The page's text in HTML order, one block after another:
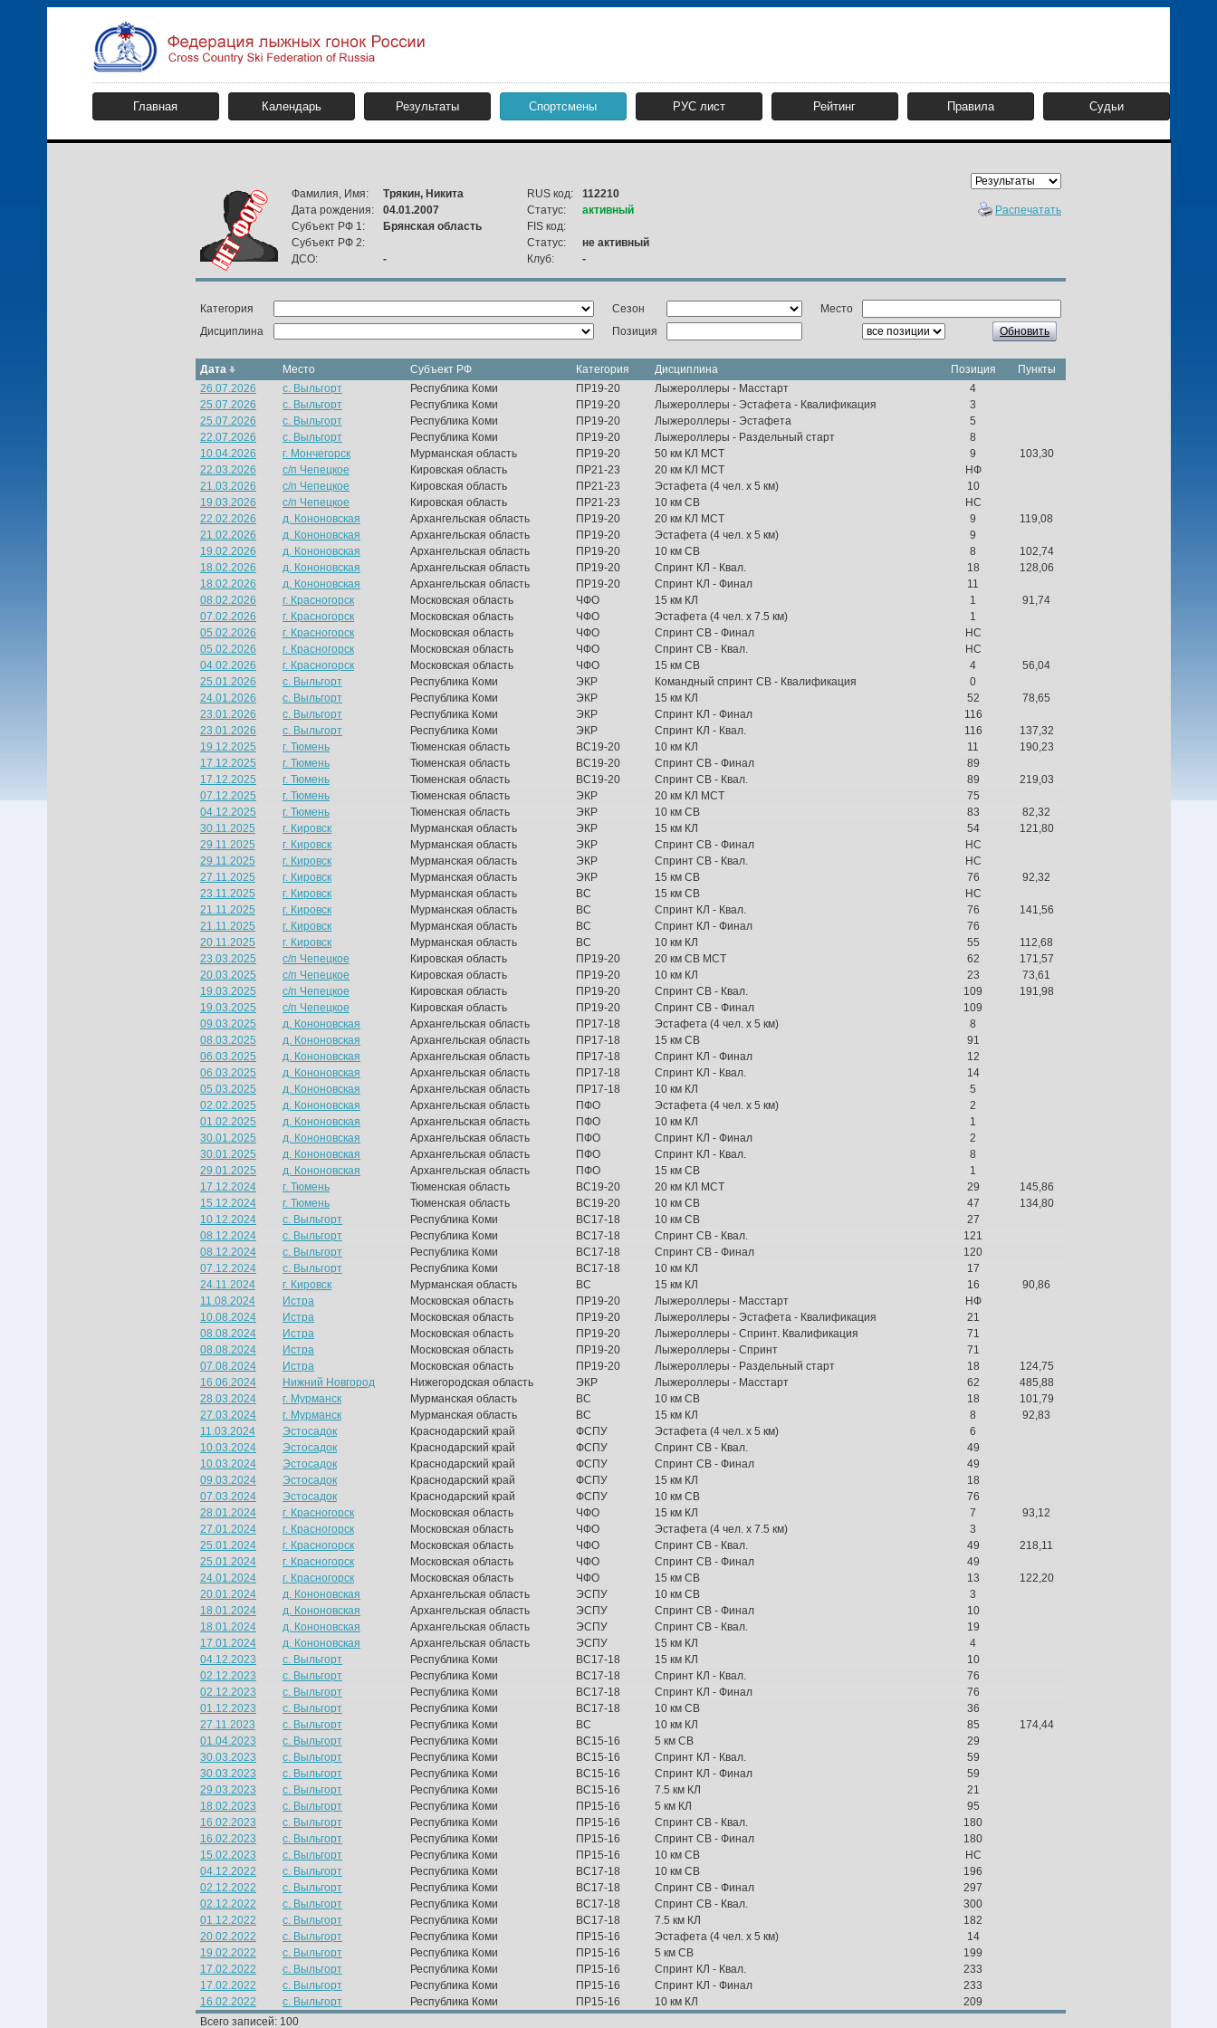
Главная Календарь Результаты Спортсмены РУС лист Рейтинг Правила Судьи
Фамилия, Имя: Трякин, Никита RUS код:
112210
Дата рождения:
04.01.2007 Статус:
активный
Субъект РФ 1:
Брянская область
FIS код:
Субъект РФ 2:
Статус:
не активный
ДСО:
- Клуб: -
Распечатать
Категория Сезон
Место
Дисциплина
Позиция Обновить
Дата Место Субъект РФ Категория Дисциплина Позиция
Пункты
26.07.2026
с. Выльгорт Республика Коми ПР19-20 Лыжероллеры - Масстарт
4
25.07.2026
с. Выльгорт Республика Коми ПР19-20 Лыжероллеры - Эстафета - Квалификация
3
25.07.2026
с. Выльгорт Республика Коми ПР19-20 Лыжероллеры - Эстафета
5
22.07.2026
с. Выльгорт Республика Коми ПР19-20 Лыжероллеры - Раздельный старт
8
10.04.2026
г. Мончегорск Мурманская область ПР19-20 50 км КЛ МСТ 9
103,30
22.03.2026
с/п Чепецкое Кировская область ПР21-23 20 км КЛ МСТ
НФ
21.03.2026
с/п Чепецкое Кировская область ПР21-23 Эстафета (4 чел. х 5 км)
10
19.03.2026
с/п Чепецкое Кировская область ПР21-23 10 км СВ
НС
22.02.2026
д. Кононовская Архангельская область ПР19-20 20 км КЛ МСТ 9
119,08
21.02.2026
д. Кононовская Архангельская область ПР19-20 Эстафета (4 чел. х 5 км)
9
19.02.2026
д. Кононовская Архангельская область ПР19-20 10 км СВ 8
102,74
18.02.2026
д. Кононовская Архангельская область ПР19-20 Спринт КЛ - Квал. 18
128,06
18.02.2026
д. Кононовская Архангельская область ПР19-20 Спринт КЛ - Финал
11
08.02.2026
г. Красногорск Московская область ЧФО 15 км КЛ 1
91,74
07.02.2026
г. Красногорск Московская область ЧФО Эстафета (4 чел. х 7.5 км)
1
05.02.2026
г. Красногорск Московская область ЧФО Спринт СВ - Финал
НС
05.02.2026
г. Красногорск Московская область ЧФО Спринт СВ - Квал.
НС
04.02.2026
г. Красногорск Московская область ЧФО 15 км СВ 4
56,04
25.01.2026
с. Выльгорт Республика Коми ЭКР Командный спринт СВ - Квалификация
0
24.01.2026
с. Выльгорт Республика Коми ЭКР 15 км КЛ 52
78,65
23.01.2026
с. Выльгорт Республика Коми ЭКР Спринт КЛ - Финал
116
23.01.2026
с. Выльгорт Республика Коми ЭКР Спринт КЛ - Квал. 116
137,32
19.12.2025
г. Тюмень Тюменская область ВС19-20 10 км КЛ 11
190,23
17.12.2025
г. Тюмень Тюменская область ВС19-20 Спринт СВ - Финал
89
17.12.2025
г. Тюмень Тюменская область ВС19-20 Спринт СВ - Квал. 89
219,03
07.12.2025
г. Тюмень Тюменская область ЭКР 20 км КЛ МСТ
75
04.12.2025
г. Тюмень Тюменская область ЭКР 10 км СВ 83
82,32
30.11.2025
г. Кировск Мурманская область ЭКР 15 км КЛ 54
121,80
29.11.2025
г. Кировск Мурманская область ЭКР Спринт СВ - Финал
НС
29.11.2025
г. Кировск Мурманская область ЭКР Спринт СВ - Квал.
НС
27.11.2025
г. Кировск Мурманская область ЭКР 15 км СВ 76
92,32
23.11.2025
г. Кировск Мурманская область ВС 15 км СВ
НС
21.11.2025
г. Кировск Мурманская область ВС Спринт КЛ - Квал. 76
141,56
21.11.2025
г. Кировск Мурманская область ВС Спринт КЛ - Финал
76
20.11.2025
г. Кировск Мурманская область ВС 10 км КЛ 55
112,68
23.03.2025
с/п Чепецкое Кировская область ПР19-20 20 км СВ МСТ 62
171,57
20.03.2025
с/п Чепецкое Кировская область ПР19-20 10 км КЛ 23
73,61
19.03.2025
с/п Чепецкое Кировская область ПР19-20 Спринт СВ - Квал. 109
191,98
19.03.2025
с/п Чепецкое Кировская область ПР19-20 Спринт СВ - Финал
109
09.03.2025
д. Кононовская Архангельская область ПР17-18 Эстафета (4 чел. х 5 км)
8
08.03.2025
д. Кононовская Архангельская область ПР17-18 15 км СВ
91
06.03.2025
д. Кононовская Архангельская область ПР17-18 Спринт КЛ - Финал
12
06.03.2025
д. Кононовская Архангельская область ПР17-18 Спринт КЛ - Квал.
14
05.03.2025
д. Кононовская Архангельская область ПР17-18 10 км КЛ
5
02.02.2025
д. Кононовская Архангельская область ПФО Эстафета (4 чел. х 5 км)
2
01.02.2025
д. Кононовская Архангельская область ПФО 10 км КЛ
1
30.01.2025
д. Кононовская Архангельская область ПФО Спринт КЛ - Финал
2
30.01.2025
д. Кононовская Архангельская область ПФО Спринт КЛ - Квал.
8
29.01.2025
д. Кононовская Архангельская область ПФО 15 км СВ
1
17.12.2024
г. Тюмень Тюменская область ВС19-20 20 км КЛ МСТ 29
145,86
15.12.2024
г. Тюмень Тюменская область ВС19-20 10 км СВ 47
134,80
10.12.2024
с. Выльгорт Республика Коми ВС17-18 10 км СВ
27
08.12.2024
с. Выльгорт Республика Коми ВС17-18 Спринт СВ - Квал.
121
08.12.2024
с. Выльгорт Республика Коми ВС17-18 Спринт СВ - Финал
120
07.12.2024
с. Выльгорт Республика Коми ВС17-18 10 км КЛ
17
24.11.2024
г. Кировск Мурманская область ВС 15 км КЛ 16
90,86
11.08.2024
Истра Московская область ПР19-20 Лыжероллеры - Масстарт
НФ
10.08.2024
Истра Московская область ПР19-20 Лыжероллеры - Эстафета - Квалификация
21
08.08.2024
Истра Московская область ПР19-20 Лыжероллеры - Спринт. Квалификация
71
08.08.2024
Истра Московская область ПР19-20 Лыжероллеры - Спринт
71
07.08.2024
Истра Московская область ПР19-20 Лыжероллеры - Раздельный старт 18
124,75
16.06.2024
Нижний Новгород Нижегородская область ЭКР Лыжероллеры - Масстарт 62
485,88
28.03.2024
г. Мурманск Мурманская область ВС 10 км СВ 18
101,79
27.03.2024
г. Мурманск Мурманская область ВС 15 км КЛ 8
92,83
11.03.2024
Эстосадок Краснодарский край ФСПУ Эстафета (4 чел. х 5 км)
6
10.03.2024
Эстосадок Краснодарский край ФСПУ Спринт СВ - Квал.
49
10.03.2024
Эстосадок Краснодарский край ФСПУ Спринт СВ - Финал
49
09.03.2024
Эстосадок Краснодарский край ФСПУ 15 км КЛ
18
07.03.2024
Эстосадок Краснодарский край ФСПУ 10 км СВ
76
28.01.2024
г. Красногорск Московская область ЧФО 15 км КЛ 7
93,12
27.01.2024
г. Красногорск Московская область ЧФО Эстафета (4 чел. х 7.5 км)
3
25.01.2024
г. Красногорск Московская область ЧФО Спринт СВ - Квал. 49
218,11
25.01.2024
г. Красногорск Московская область ЧФО Спринт СВ - Финал
49
24.01.2024
г. Красногорск Московская область ЧФО 15 км СВ 13
122,20
20.01.2024
д. Кононовская Архангельская область ЭСПУ 10 км СВ
3
18.01.2024
д. Кононовская Архангельская область ЭСПУ Спринт СВ - Финал
10
18.01.2024
д. Кононовская Архангельская область ЭСПУ Спринт СВ - Квал.
19
17.01.2024
д. Кононовская Архангельская область ЭСПУ 15 км КЛ
4
04.12.2023
с. Выльгорт Республика Коми ВС17-18 15 км КЛ
10
02.12.2023
с. Выльгорт Республика Коми ВС17-18 Спринт КЛ - Квал.
76
02.12.2023
с. Выльгорт Республика Коми ВС17-18 Спринт КЛ - Финал
76
01.12.2023
с. Выльгорт Республика Коми ВС17-18 10 км СВ
36
27.11.2023
с. Выльгорт Республика Коми ВС 10 км КЛ 85
174,44
01.04.2023
с. Выльгорт Республика Коми ВС15-16 5 км СВ
29
30.03.2023
с. Выльгорт Республика Коми ВС15-16 Спринт КЛ - Квал.
59
30.03.2023
с. Выльгорт Республика Коми ВС15-16 Спринт КЛ - Финал
59
29.03.2023
с. Выльгорт Республика Коми ВС15-16 7.5 км КЛ
21
18.02.2023
с. Выльгорт Республика Коми ПР15-16 5 км КЛ
95
16.02.2023
с. Выльгорт Республика Коми ПР15-16 Спринт СВ - Квал.
180
16.02.2023
с. Выльгорт Республика Коми ПР15-16 Спринт СВ - Финал
180
15.02.2023
с. Выльгорт Республика Коми ПР15-16 10 км СВ
НС
04.12.2022
с. Выльгорт Республика Коми ВС17-18 10 км СВ
196
02.12.2022
с. Выльгорт Республика Коми ВС17-18 Спринт СВ - Финал
297
02.12.2022
с. Выльгорт Республика Коми ВС17-18 Спринт СВ - Квал.
300
01.12.2022
с. Выльгорт Республика Коми ВС17-18 7.5 км КЛ
182
20.02.2022
с. Выльгорт Республика Коми ПР15-16 Эстафета (4 чел. х 5 км)
14
19.02.2022
с. Выльгорт Республика Коми ПР15-16 5 км СВ
199
17.02.2022
с. Выльгорт Республика Коми ПР15-16 Спринт КЛ - Квал.
233
17.02.2022
с. Выльгорт Республика Коми ПР15-16 Спринт КЛ - Финал
233
16.02.2022
с. Выльгорт Республика Коми ПР15-16 10 км КЛ
209
Всего записей: 100